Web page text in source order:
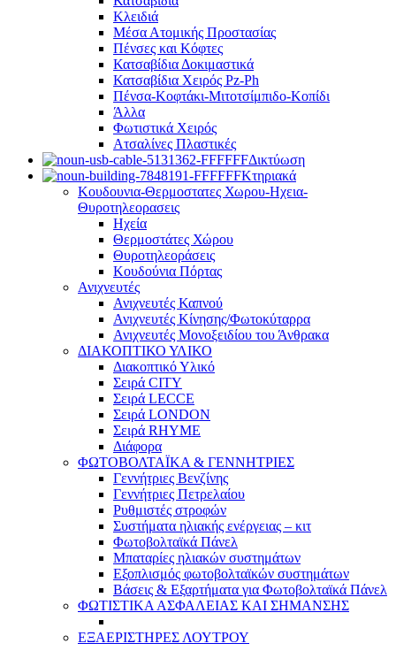
Κλειδιά
Μέσα Ατομικής Προστασίας
Πένσες και Κόφτες
Κατσαβίδια Δοκιμαστικά
Κατσαβίδια Χειρός Pz-Ph
Πένσα-Κοφτάκι-Μιτοτσίμπιδο-Κοπίδι
Άλλα
Φωτιστικά Χειρός
Ατσαλίνες Πλαστικές
Δικτύωση
Κτηριακά
Κουδουνια-Θερμοστατες Χωρου-Ηχεια-
Θυροτηλεορασεις
Ηχεία
Θερμοστάτες Χώρου
Θυροτηλεοράσεις
Κουδούνια Πόρτας
Ανιχνευτές
Ανιχνευτές Καπνού
Ανιχνευτές Κίνησης/Φωτοκύταρρα
Ανιχνευτές Μονοξειδίου του Άνθρακα
ΔΙΑΚΟΠΤΙΚΟ ΥΛΙΚΟ
Διακοπτικό Υλικό
Σειρά CITY
Σειρά LECCE
Σειρά LONDON
Σειρά RHYME
Διάφορα
ΦΩΤΟΒΟΛΤΑΪΚΑ & ΓΕΝΝΗΤΡΙΕΣ
Γεννήτριες Βενζίνης
Γεννήτριες Πετρελαίου
Ρυθμιστές στροφών
Συστήματα ηλιακής ενέργειας – κιτ
Φωτοβολταϊκά Πάνελ
Μπαταρίες ηλιακών συστημάτων
Εξοπλισμός φωτοβολταϊκών συστημάτων
Βάσεις & Εξαρτήματα για Φωτοβολταϊκά Πάνελ
ΦΩΤΙΣΤΙΚΑ ΑΣΦΑΛΕΙΑΣ ΚΑΙ ΣΗΜΑΝΣΗΣ
ΕΞΑΕΡΙΣΤΗΡΕΣ ΛΟΥΤΡΟΥ